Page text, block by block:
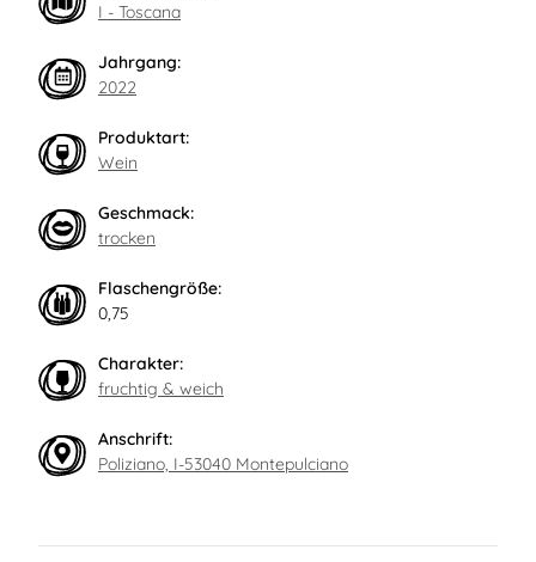
I - Toscana
Jahrgang:
2022
Produktart:
Wein
Geschmack:
trocken
Flaschengröße:
0,75
Charakter:
fruchtig & weich
Anschrift:
Poliziano, I-53040 Montepulciano